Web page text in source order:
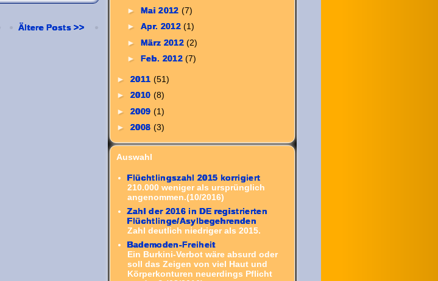
Ältere Posts >>
► Mai 2012(7)
► Apr. 2012(1)
► März 2012(2)
► Feb. 2012(7)
►2011 (51)
►2010 (8)
►2009 (1)
►2008 (3)
Auswahl
Flüchtlingszahl 2015 korrigiert
210.000 weniger als ursprünglich
angenommen.(10/2016)
Zahl der 2016 in DE registrierten
Flüchtlinge/Asylbegehrenden
Zahl deutlich niedriger als 2015.
Bademoden-Freiheit
Ein Burkini-Verbot wäre absurd oder
soll das Zeigen von viel Haut und
Körperkonturen neuerdings Pflicht